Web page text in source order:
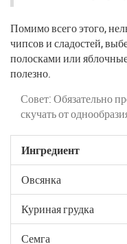
Помимо всего этого,
чипсов и сладостей,
полосками или
полезно.
Совет: Обязательно
скучать от
Ингредиент
Овсянка
Куриная грудка
Семга